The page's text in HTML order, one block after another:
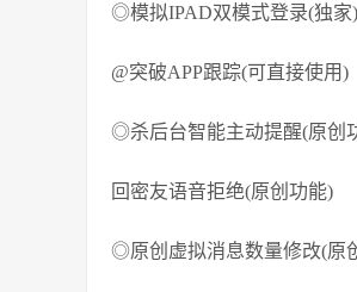
◎模拟IPAD双模式登录(独
@突破APP跟踪(可直接使用)
◎杀后台智能主动提醒(原创
回密友语音拒绝(原创功能)
◎原创虚拟消息数量修改(原